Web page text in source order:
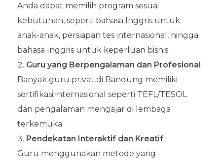
Anda dapat memilih program sesuai
kebutuhan, seperti bahasa Inggris untuk
anak-anak, persiapan tes internasional, hingga
bahasa Inggris untuk keperluan bisnis.
Guru yang Berpengalaman dan Profesional
Banyak guru privat di Bandung memiliki
sertifikasi internasional seperti TEFL/TESOL
dan pengalaman mengajar di lembaga
terkemuka.
Pendekatan Interaktif dan Kreatif
Guru menggunakan metode yang